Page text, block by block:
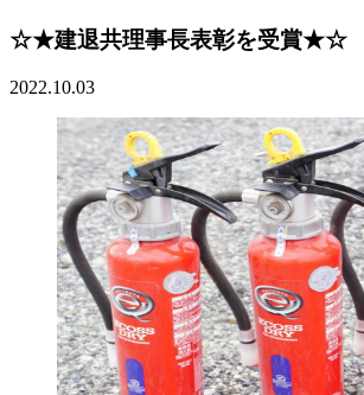
☆★建退共理事長表彰を受賞★☆
2022.10.03